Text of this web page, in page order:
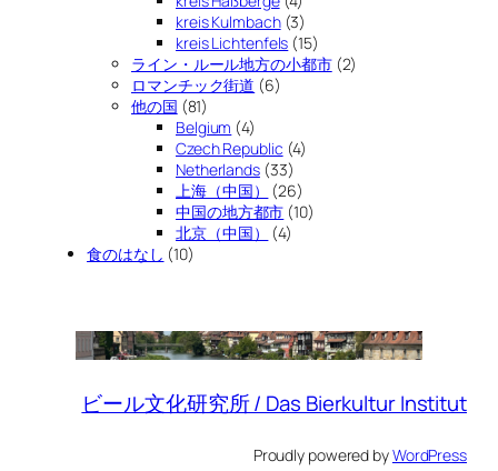
kreis Kulmbach(3)
kreis Lichtenfels (15)
ライン・ルール地方の小都市(2)
ロマンチック街道 (6)
他の国 (81)
Belgium (4)
Czech Republic (4)
Netherlands(33)
上海（中国）
(26)
中国の地方都市 (10)
北京（中国）
(4)
食のはなし (10)
ビール文化研究所 / Das Bierkultur Institut
Proudly powered byWordPress